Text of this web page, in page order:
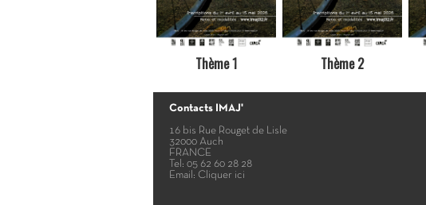
Thème 1 Thème 2
Contacts IMAJ'
16 bis Rue Rouget de Lisle
32000 Auch
FRANCE
Tel: 05 62 60 28 28
Email: Cliquer ici